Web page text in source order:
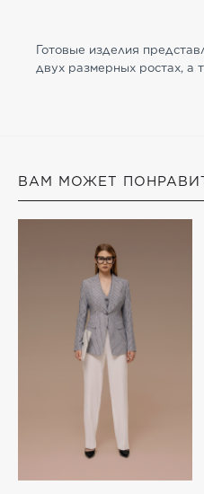
Готовые изделия
двух размерных ростах, а
ВАМ МОЖЕТ